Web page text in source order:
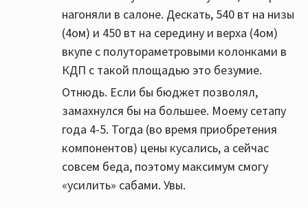
нагоняли в салоне. Дескать, 540 вт на низы
(4ом) и 450 вт на середину и верха (4ом)
вкупе с полутораметровыми колонками в
КДП с такой площадью это безумие.
Отнюдь. Если бы бюджет позволял,
замахнулся бы на большее. Моему сетапу
года 4-5. Тогда (во время приобретения
компонентов) цены кусались, а сейчас
совсем беда, поэтому максимум смогу
«усилить» сабами. Увы.